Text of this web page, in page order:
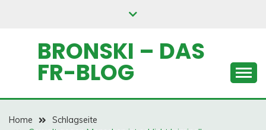
BRONSKI – DAS
FR-BLOG
Home
Schlagseite